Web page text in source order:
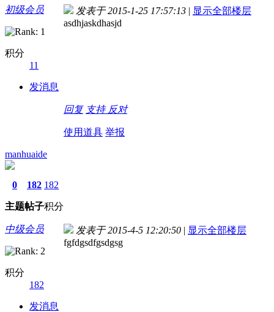
初级会员
积分
11
发消息
发表于 2015-1-25 17:57:13 | 显示全部楼层
asdhjaskdhasjd
回复 支持 反对
使用道具 举报
manhuaide
0
主题
182
帖子
182
积分
中级会员
积分
182
发消息
发表于 2015-4-5 12:20:50 | 显示全部楼层
fgfdgsdfgsdgsg